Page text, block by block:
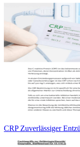
CRP Zuverlässiger